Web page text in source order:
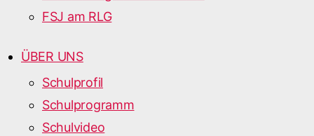
FSJ am RLG
ÜBER UNS
Schulprofil
Schulprogramm
Schulvideo